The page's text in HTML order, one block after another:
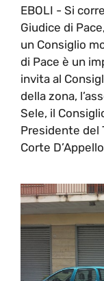
EBOLI - Si
Giudice di
un Consiglio
di Pace è un
invita al
della zona,
Sele, il
Presidente del
Corte